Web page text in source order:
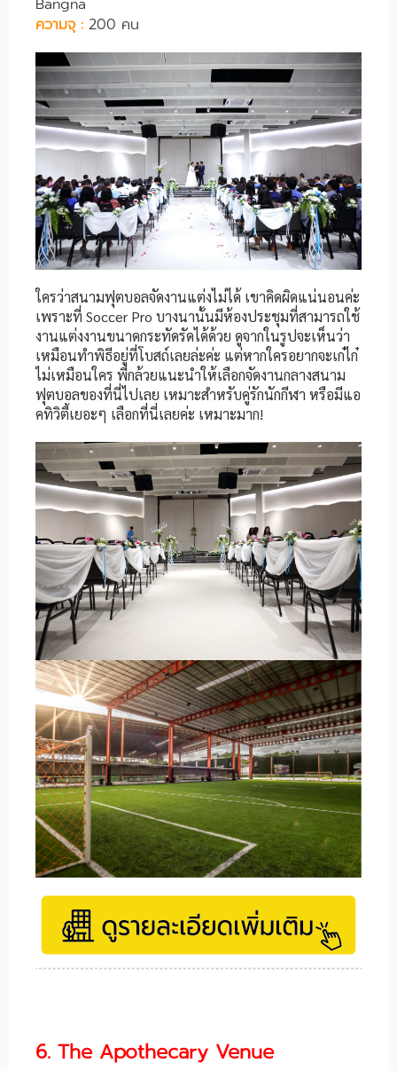
Bangna
ความจุ : 200 คน
ใครว่าสนามฟุตบอลจัดงานแต่งไม่ได้ เขาคิดผิดแน่นอนค่ะ
เพราะที่ Soccer Pro บางนานั้นมีห้องประชุมที่สามารถใช้
งานแต่งงานขนาดกระทัดรัดได้ด้วย ดูจากในรูปจะเห็นว่า
เหมือนทำพิธีอยู่ที่โบสถ์เลยล่ะค่ะ แต่หากใครอยากจะเก๋ไก๋
ไม่เหมือนใคร พี่กล้วยแนะนำให้เลือกจัดงานกลางสนาม
ฟุตบอลของที่นี่ไปเลย เหมาะสำหรับคู่รักนักกีฬา หรือมีแอ
คทิวิตี้เยอะๆ เลือกที่นี่เลยค่ะ เหมาะมาก!
6. The Apothecary Venue